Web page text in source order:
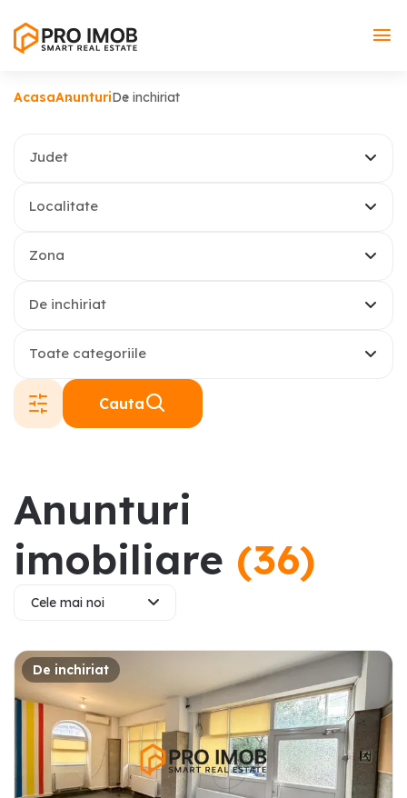
AcasaAnunturiDe inchiriat
Judet
Localitate
Zona
De inchiriat
Toate categoriile
Cauta
Anunturi
imobiliare (36)
Cele mai noi
De inchiriat